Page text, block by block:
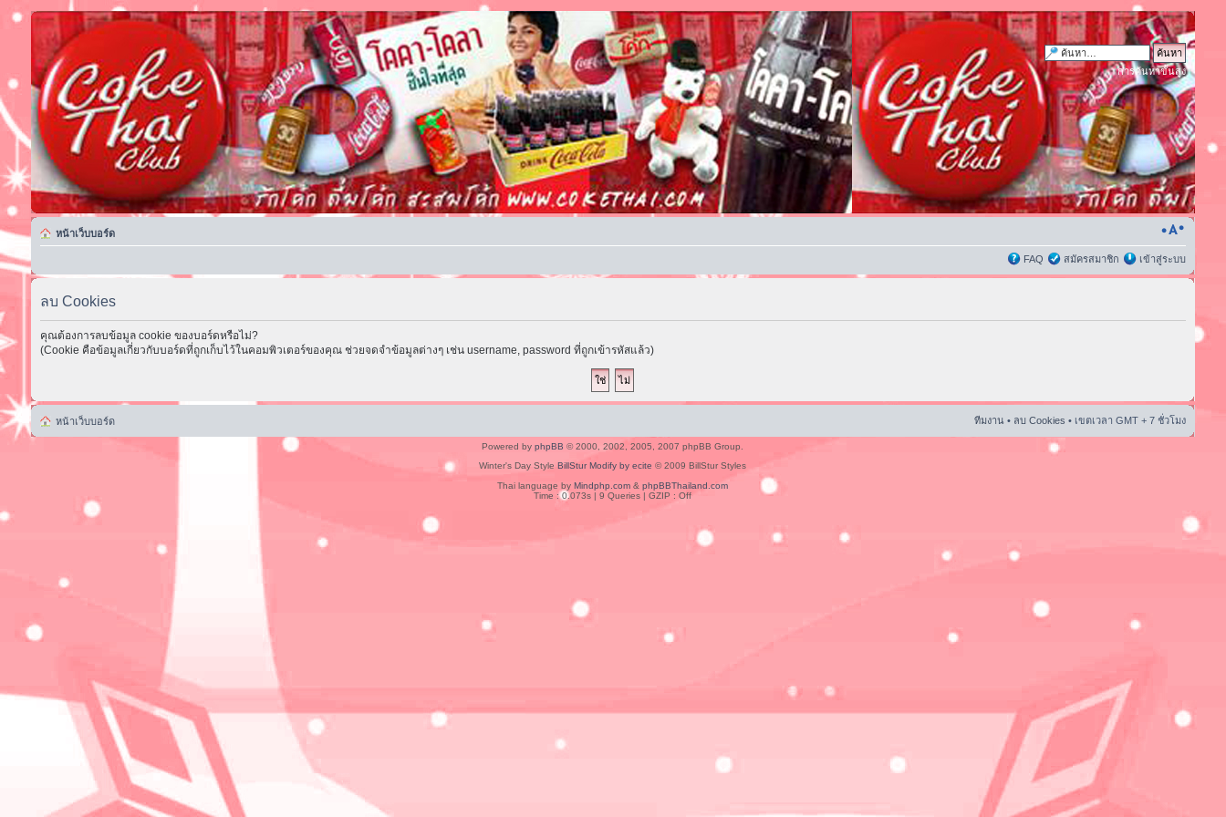
การค้นหาขั้นสูง
หน้าเว็บบอร์ด
FAQ สมัครสมาชิก เข้าสู่ระบบ
ลบ Cookies
คุณต้องการลบข้อมูล cookie ของบอร์ดหรือไม่?
(Cookie คือข้อมูลเกี่ยวกับบอร์ดที่ถูกเก็บไว้ในคอมพิวเตอร์ของคุณ ช่วยจดจำข้อมูลต่างๆ เช่น username, password ที่ถูกเข้ารหัสแล้ว)
หน้าเว็บบอร์ด ทีมงาน • ลบ Cookies • เขตเวลา GMT + 7 ชั่วโมง
Powered byphpBB © 2000, 2002, 2005, 2007 phpBB Group.
Winter's Day StyleBillStur Modify by ecite © 2009 BillStur Styles
Thai language byMindphp.com &phpBBThailand.com
Time : 0.073s | 9 Queries | GZIP : Off